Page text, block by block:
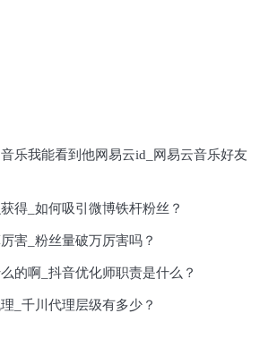
乐我能看到他网易云id_网易云音乐好友
得_如何吸引微博铁杆粉丝？
害_粉丝量破万厉害吗？
的啊_抖音优化师职责是什么？
_千川代理层级有多少？